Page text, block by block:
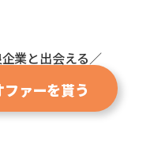
業と出会える／
ァーを貰う